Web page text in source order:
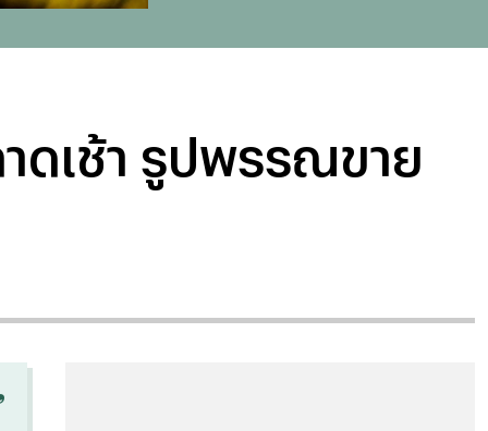
ดเช้า รูปพรรณขาย